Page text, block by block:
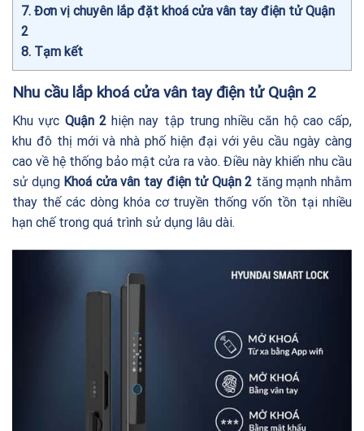
7 Đơn vị chuyên lắp đặt khoá cửa vân tay điện tử Quận
2
8 Tạm kết
Nhu cầu lắp khoá cửa vân tay điện tử Quận 2
Khu vực Quận 2hiện nay tập trung nhiều căn hộ cao cấp,
khu đô thị mới và nhà phố hiện đại với yêu cầu ngày càng
cao về hệ thống bảo mật cửa ra vào. Điều này khiến nhu cầu
sử dụng Khoá cửa vân tay điện tử Quận 2 tăng mạnh nhằm
thay thế các dòng khóa cơ truyền thống vốn tồn tại nhiều
hạn chế trong quá trình sử dụng lâu dài.